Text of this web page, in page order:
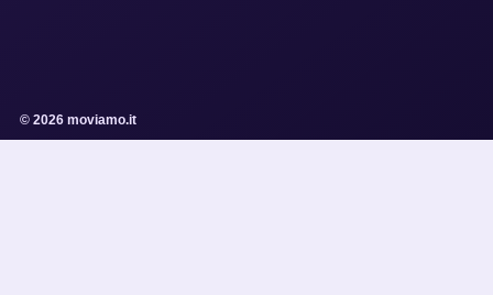
© 2026 moviamo.it